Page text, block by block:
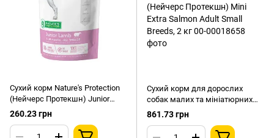
Сухий корм Nature's Protection
(Нейчерс Протекшн) Junior
Lamb All Breeds для цуценят
усіх порід з ягням, 500 г
260.23 грн
Сухий корм для дорослих
собак малих та мініатюрних
порід (вагою до 10 кг) із
лососем Nature's Protection
(Нейчерс Протекшн) Mini Extra
861.73 грн